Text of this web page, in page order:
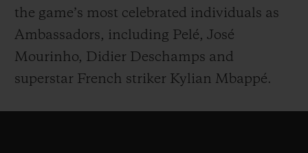
the game’s most celebrated individuals as
Ambassadors, including Pelé, José
Mourinho, Didier Deschamps and
superstar French striker Kylian Mbappé.